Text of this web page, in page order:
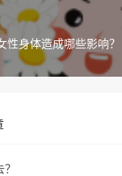
性身体造成哪些影响？